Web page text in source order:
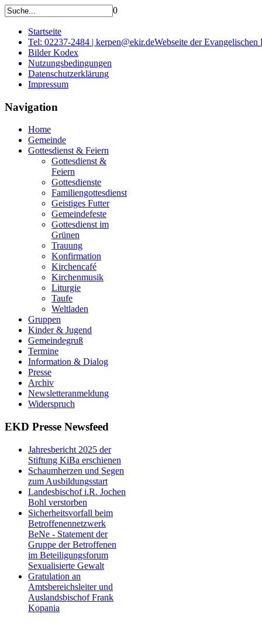
0
Startseite
Tel: 02237-2484 | kerpen@ekir.deWebseite der
Bilder Kodex
Nutzungsbedingungen
Datenschutzerklärung
Impressum
Navigation
Home
Gemeinde
Gottesdienst & Feiern
Gottesdienst &
Feiern
Gottesdienste
Familiengottesdienst
Geistiges Futter
Gemeindefeste
Gottesdienst im
Grünen
Trauung
Konfirmation
Kirchencafé
Kirchenmusik
Liturgie
Taufe
Weltladen
Gruppen
Kinder & Jugend
Gemeindegruß
Termine
Information & Dialog
Presse
Archiv
Newsletteranmeldung
Widerspruch
EKD Presse Newsfeed
Jahresbericht 2025 der
Stiftung KiBa erschienen
Schaumherzen und Segen
zum Ausbildungsstart
Landesbischof i.R. Jochen
Bohl verstorben
Sicherheitsvorfall beim
Betroffenennetzwerk
BeNe - Statement der
Gruppe der Betroffenen
im Beteiligungsforum
Sexualisierte Gewalt
Gratulation an
Amtsbereichsleiter und
Auslandsbischof Frank
Kopania